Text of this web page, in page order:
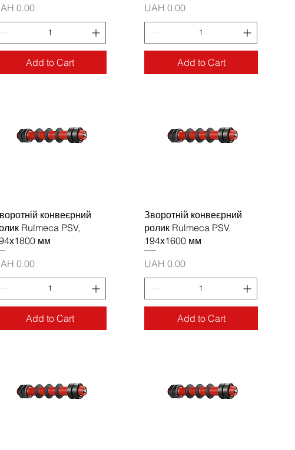
0.00
Add to Cart
Price
UAH 0.00
Add to Cart
конвеєрний
Rulmeca PSV,
мм
0.00
Add to Cart
Зворотній конвеєрний
ролик Rulmeca PSV,
194х1600 мм
Price
UAH 0.00
Add to Cart